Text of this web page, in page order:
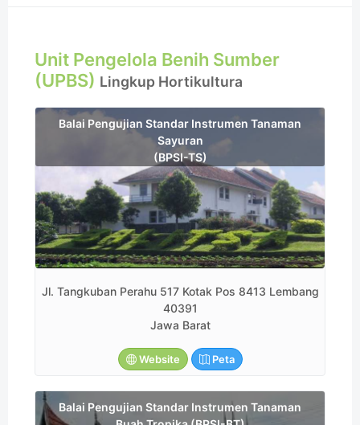
Unit Pengelola Benih Sumber
(UPBS) Lingkup Hortikultura
Balai Pengujian Standar Instrumen Tanaman
Sayuran
(BPSI-TS)
Jl. Tangkuban Perahu 517 Kotak Pos 8413 Lembang
40391
Jawa Barat
Website Peta
Balai Pengujian Standar Instrumen Tanaman